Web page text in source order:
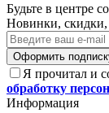
Будьте в центре
Новинки,
Оформить
Я прочитал и
обработку
Информация